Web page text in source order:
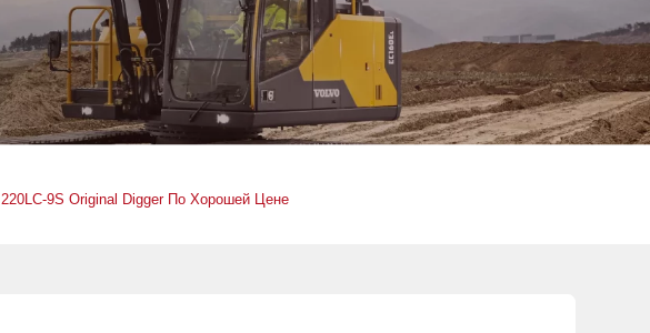
9S Original Digger По Хорошей Цене